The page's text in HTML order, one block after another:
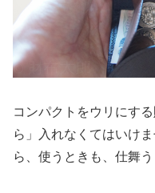
コンパクトをウリにす
ら」入れなくてはいけ
ら、使うときも、仕舞